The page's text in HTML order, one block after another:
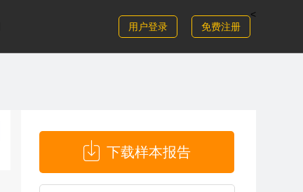
<
用户登录
免费注册
下载样本报告